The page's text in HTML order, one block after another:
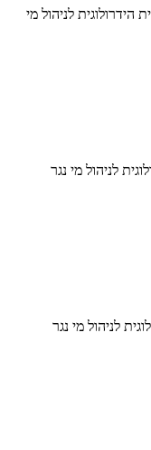
לניהול מי
לניהול מי נגר